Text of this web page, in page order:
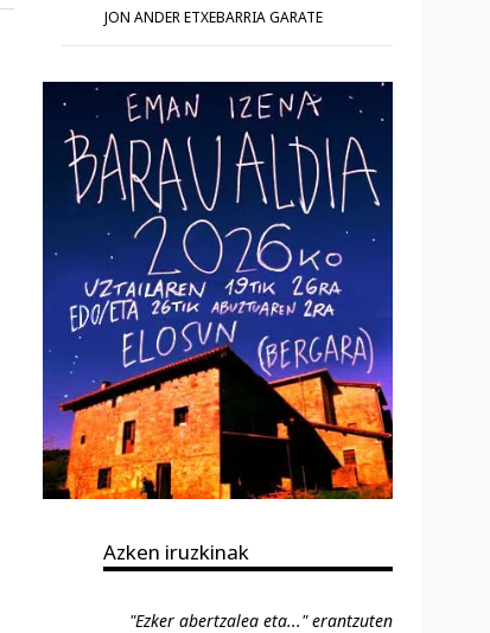
JON ANDER ETXEBARRIA GARATE
Azken iruzkinak
"Ezker abertzalea eta..." erantzuten